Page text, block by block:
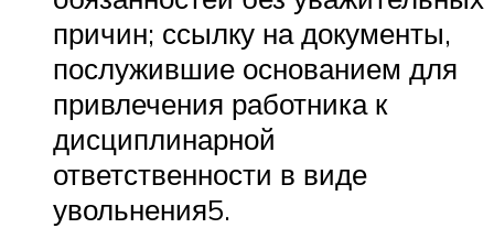
причин; ссылку на документы,
послужившие основанием для
привлечения работника к
дисциплинарной
ответственности в виде
увольнения5.